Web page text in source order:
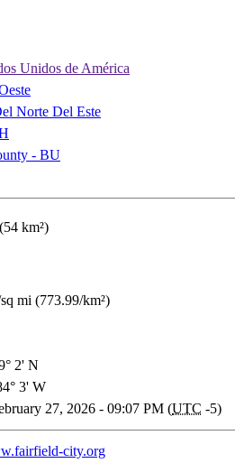
Unidos de América
Norte Del Este
- BU
km²)
mi (773.99/km²)
2' N
3' W
27, 2026 - 09:07 PM (UTC -5)
city.org